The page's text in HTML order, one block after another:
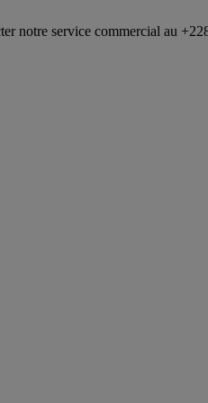
commercial au +228 92 69 88 33